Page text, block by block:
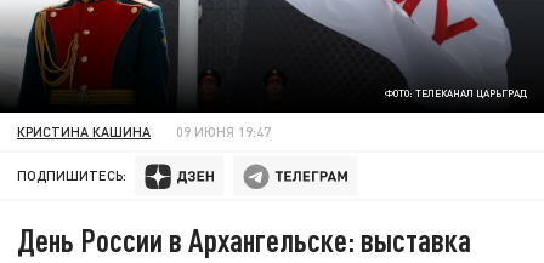
ФОТО: ТЕЛЕКАНАЛ ЦАРЬГРАД
КРИСТИНА КАШИНА 09 ИЮНЯ 19:47
ПОДПИШИТЕСЬ:
День России в Архангельске: выставка